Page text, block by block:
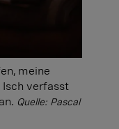
meine
Isch verfasst
Quelle: Pascal